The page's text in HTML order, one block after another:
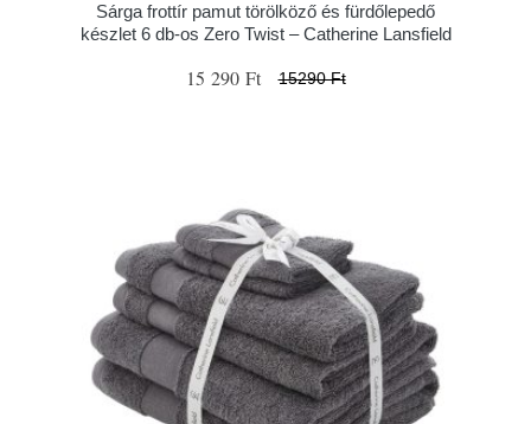
Sárga frottír pamut törölköző és fürdőlepedő
készlet 6 db-os Zero Twist – Catherine Lansfield
15 290 Ft 15290 Ft